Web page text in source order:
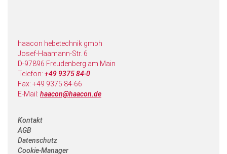
haacon hebetechnik gmbh
Josef-Haamann-Str. 6
D-97896 Freudenberg am Main
Telefon: +49 9375 84-0
Fax: +49 9375 84-66
E-Mail: haacon@haacon.de
Kontakt
AGB
Datenschutz
Cookie-Manager